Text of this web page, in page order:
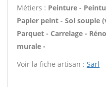
Métiers : Peinture -
Papier peint - Sol souple
Parquet - Carrelage -
murale -
Voir la fiche artisan : Sarl